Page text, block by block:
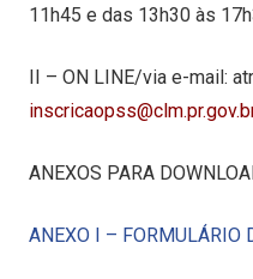
11h45 e das 13h30 às
II – ON LINE/via e-mail:
ANEXOS PARA
ANEXO I – FORMULÁRIO